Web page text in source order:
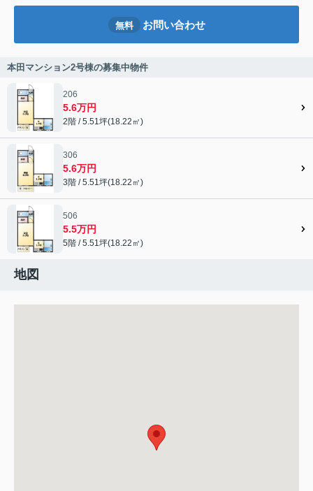
無料 お問い合わせ
本田マンション2号棟の募集中物件
206
5.6万円
2階 / 5.51坪(18.22㎡)
306
5.6万円
3階 / 5.51坪(18.22㎡)
506
5.5万円
5階 / 5.51坪(18.22㎡)
地図